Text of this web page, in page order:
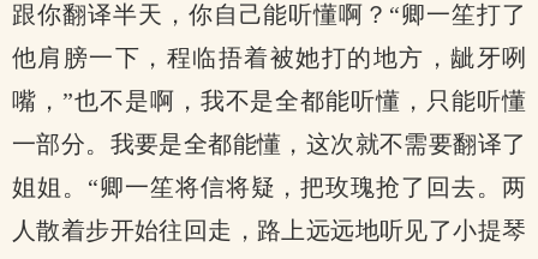
跟你翻译半天，你自己能听懂啊？“卿一笙打了
他肩膀一下，程临捂着被她打的地方，龇牙咧
嘴，”也不是啊，我不是全都能听懂，只能听懂
一部分。我要是全都能懂，这次就不需要翻译了
姐姐。“卿一笙将信将疑，把玫瑰抢了回去。两
人散着步开始往回走，路上远远地听见了小提琴